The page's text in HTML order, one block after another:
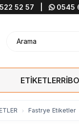
52 57 0545
ETİKETLER
Fastrye Etiketler